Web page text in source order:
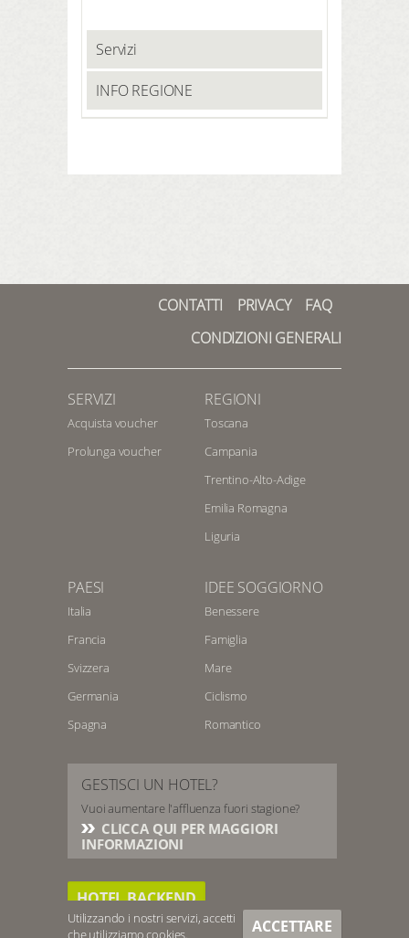
Servizi
INFO REGIONE
CONTATTI PRIVACY
FAQ
CONDIZIONI GENERALI
SERVIZI
Acquista voucher
Prolunga voucher
REGIONI
Toscana
Campania
Trentino-Alto-Adige
Emilia Romagna
Liguria
PAESI
Italia
Francia
Svizzera
Germania
Spagna
IDEE SOGGIORNO
Benessere
Famiglia
Mare
Ciclismo
Romantico
GESTISCI UN HOTEL?
Vuoi aumentare l'affluenza fuori stagione?
CLICCA QUI PER MAGGIORI
INFORMAZIONI
HOTEL BACKEND
Utilizzando i nostri servizi, accetti
che utilizziamocookies ACCETTARE